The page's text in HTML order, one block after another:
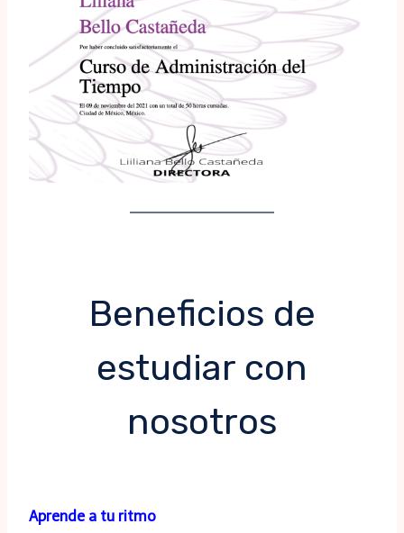
Beneficios de
estudiar con
nosotros
Aprende a tu ritmo